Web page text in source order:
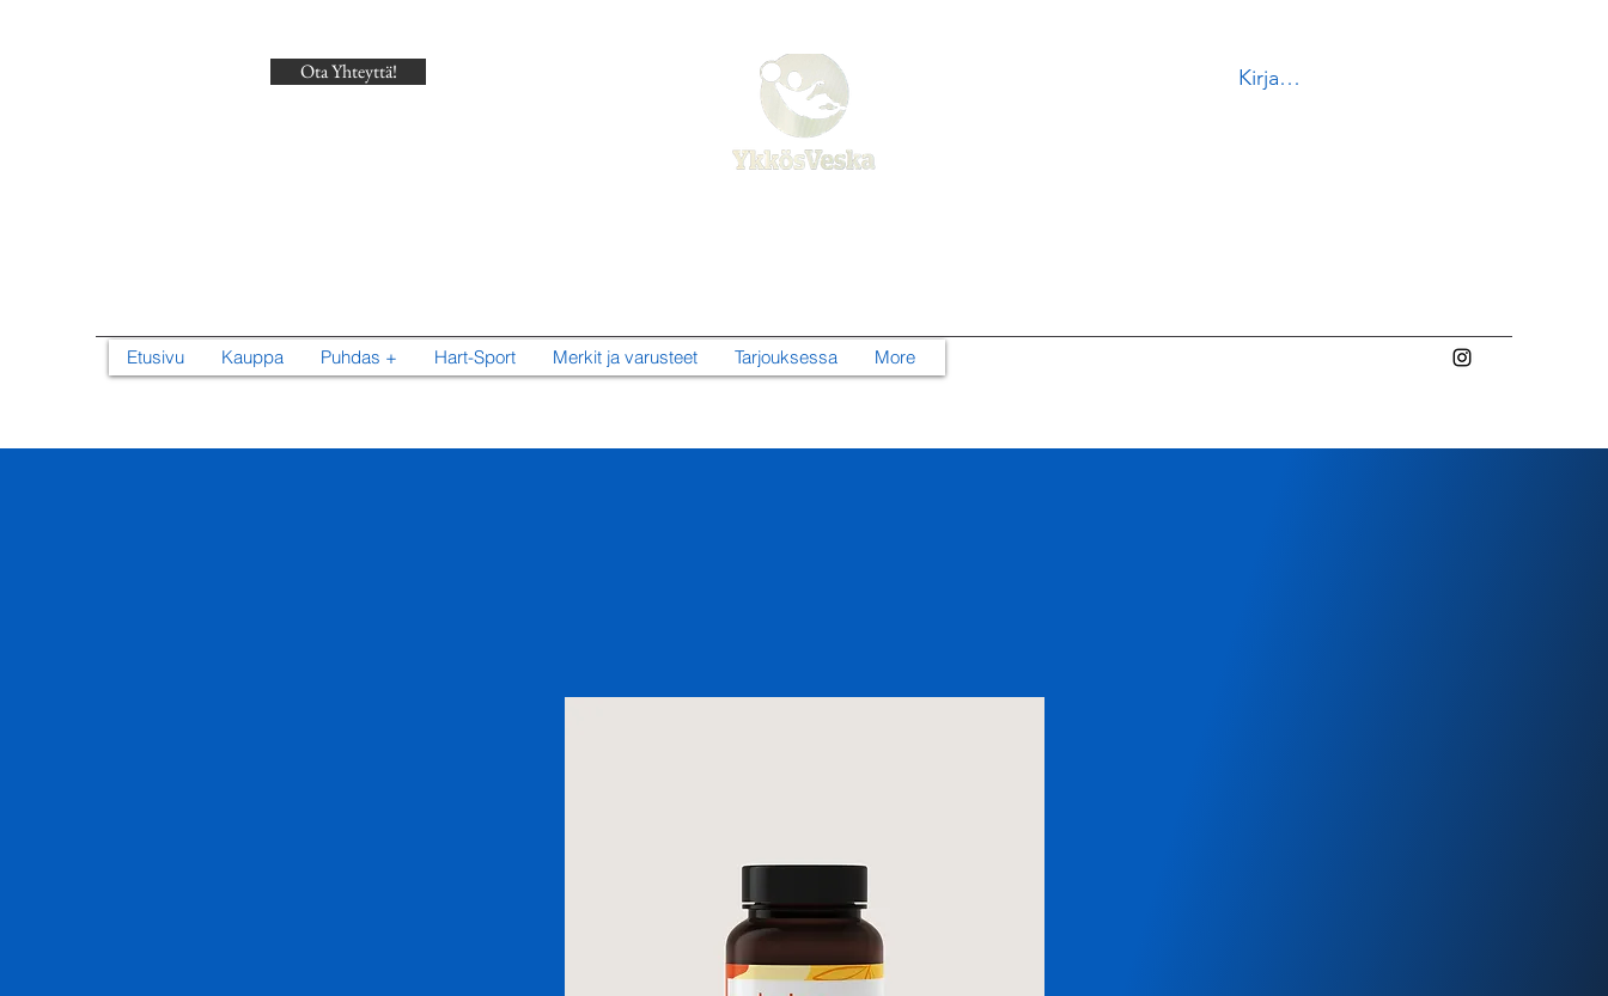
Ota Yhteyttä! Kirjaudu
Etusivu Kauppa Puhdas + Hart-Sport Merkit ja varusteet Tarjouksessa More